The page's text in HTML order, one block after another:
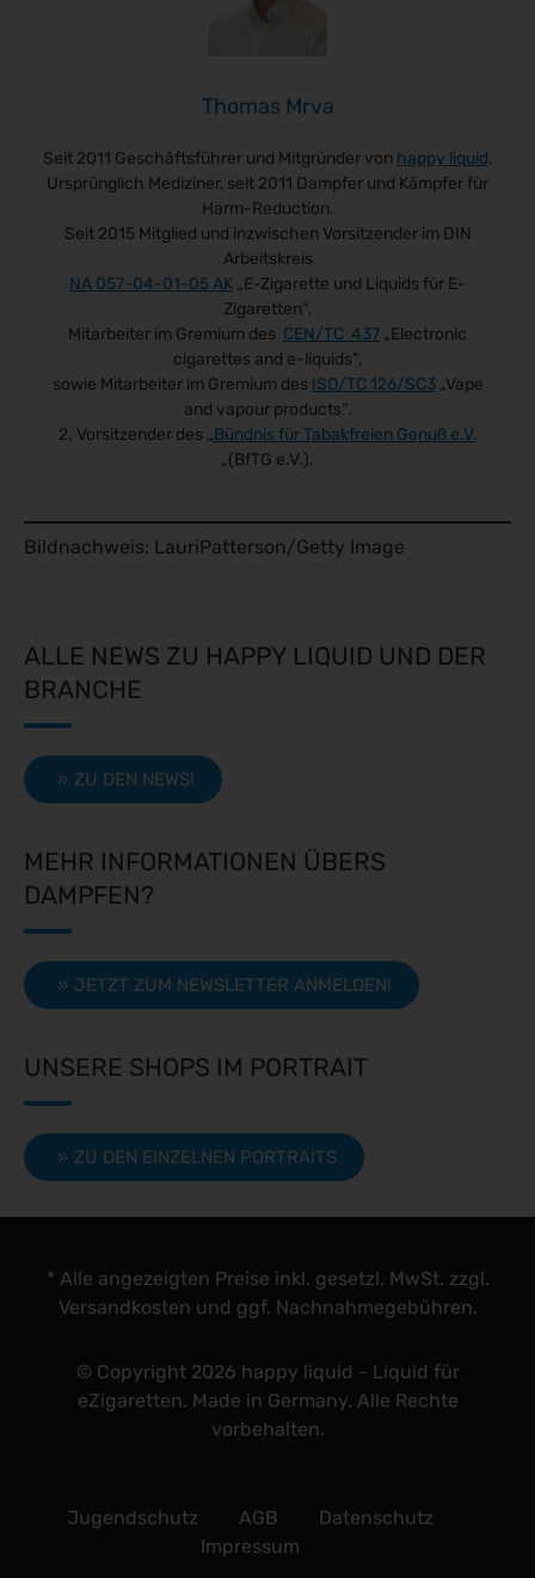
Thomas Mrva
Seit 2011 Geschäftsführer und Mitgründer von happy liquid.
Ursprünglich Mediziner, seit 2011 Dampfer und Kämpfer für
Harm-Reduction.
Seit 2015 Mitglied und inzwischen Vorsitzender im DIN
Arbeitskreis
NA 057-04-01-05 AK „E-Zigarette und Liquids für E-
Zigaretten“,
Mitarbeiter im Gremium des CEN/TC 437 „Electronic
cigarettes and e-liquids“,
sowie Mitarbeiter im Gremium des ISO/TC 126/SC3„Vape
and vapour products“.
2. Vorsitzender des „Bündnis für Tabakfreien Genuß e.V.
„(BfTG e.V.).
Bildnachweis: LauriPatterson/Getty Image
ALLE NEWS ZU HAPPY LIQUID UND DER
BRANCHE
ZU DEN NEWS!
MEHR INFORMATIONEN ÜBERS
DAMPFEN?
JETZT ZUM NEWSLETTER ANMELDEN!
UNSERE SHOPS IM PORTRAIT
ZU DEN EINZELNEN PORTRAITS
* Alle angezeigten Preise inkl. gesetzl. MwSt. zzgl.
Versandkosten und ggf. Nachnahmegebühren.
© Copyright 2026 happy liquid - Liquid für
eZigaretten. Made in Germany. Alle Rechte
vorbehalten.
Jugendschutz AGB
Datenschutz
Impressum